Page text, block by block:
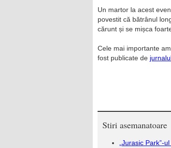
Un martor la acest
povestit că bătrânul
cărunt și se mișca
Cele mai importante
fost publicate de
Stiri asemanatoare
„Jurasic Park”-